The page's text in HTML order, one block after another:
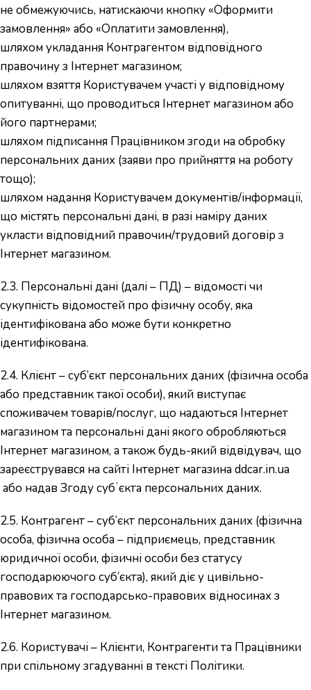
не обмежуючись, натискаючи кнопку «Оформити
замовлення» або «Оплатити замовлення),
шляхом укладання Контрагентом відповідного
правочину з Інтернет магазином;
шляхом взяття Користувачем участі у відповідному
опитуванні, що проводиться Інтернет магазином або
його партнерами;
шляхом підписання Працівником згоди на обробку
персональних даних (заяви про прийняття на роботу
тощо);
шляхом надання Користувачем документів/інформації,
що містять персональні дані, в разі наміру даних
укласти відповідний правочин/трудовий договір з
Інтернет магазином.
2.3. Персональні дані (далі – ПД) – відомості чи
сукупність відомостей про фізичну особу, яка
ідентифікована або може бути конкретно
ідентифікована.
2.4. Клієнт – суб’єкт персональних даних (фізична особа
або представник такої особи), який виступає
споживачем товарів/послуг, що надаються Інтернет
магазином та персональні дані якого обробляються
Інтернет магазином, а також будь-який відвідувач, що
зареєструвався на сайті Інтернет магазина ddcar.in.ua
або надав Згоду субʼєкта персональних даних.
2.5. Контрагент – суб’єкт персональних даних (фізична
особа, фізична особа – підприємець, представник
юридичної особи, фізичні особи без статусу
господарюючого суб’єкта), який діє у цивільно-
правових та господарсько-правових відносинах з
Інтернет магазином.
2.6. Користувачі – Клієнти, Контрагенти та Працівники
при спільному згадуванні в тексті Політики.